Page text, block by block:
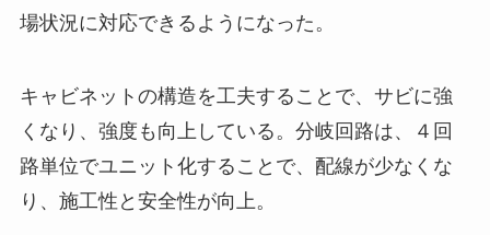
場状況に対応できるようになった。
キャビネットの構造を工夫することで、サビに強
くなり、強度も向上している。分岐回路は、４回
路単位でユニット化することで、配線が少なくな
り、施工性と安全性が向上。